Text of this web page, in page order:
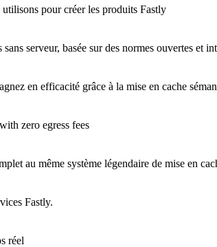
pour créer les produits Fastly
serveur, basée sur des normes ouvertes et
en efficacité grâce à la mise en cache
zero egress fees
au même système légendaire de mise en
Fastly.
réel